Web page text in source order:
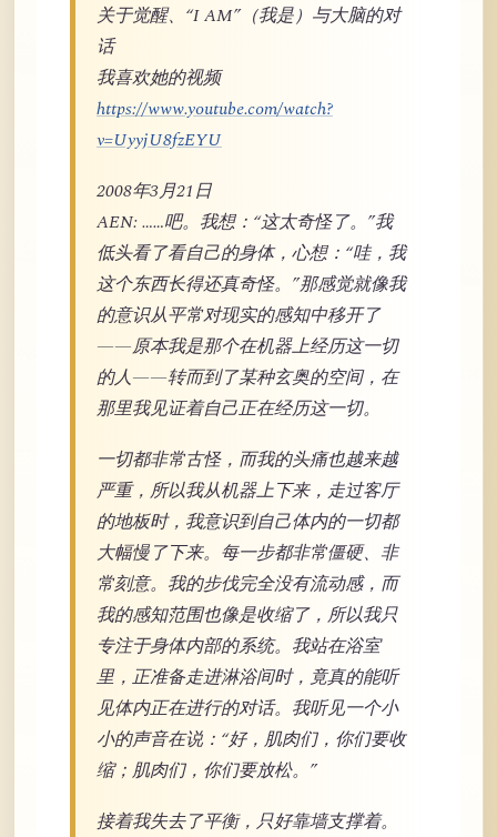
关于觉醒、“I AM”（我是）与大脑的对
话
我喜欢她的视频
https://www.youtube.com/watch?
v=UyyjU8fzEYU
2008年3月21日
AEN: ……吧。我想：“这太奇怪了。”我
低头看了看自己的身体，心想：“哇，我
这个东西长得还真奇怪。”那感觉就像我
的意识从平常对现实的感知中移开了
——原本我是那个在机器上经历这一切
的人——转而到了某种玄奥的空间，在
那里我见证着自己正在经历这一切。
一切都非常古怪，而我的头痛也越来越
严重，所以我从机器上下来，走过客厅
的地板时，我意识到自己体内的一切都
大幅慢了下来。每一步都非常僵硬、非
常刻意。我的步伐完全没有流动感，而
我的感知范围也像是收缩了，所以我只
专注于身体内部的系统。我站在浴室
里，正准备走进淋浴间时，竟真的能听
见体内正在进行的对话。我听见一个小
小的声音在说：“好，肌肉们，你们要收
缩；肌肉们，你们要放松。”
接着我失去了平衡，只好靠墙支撑着。